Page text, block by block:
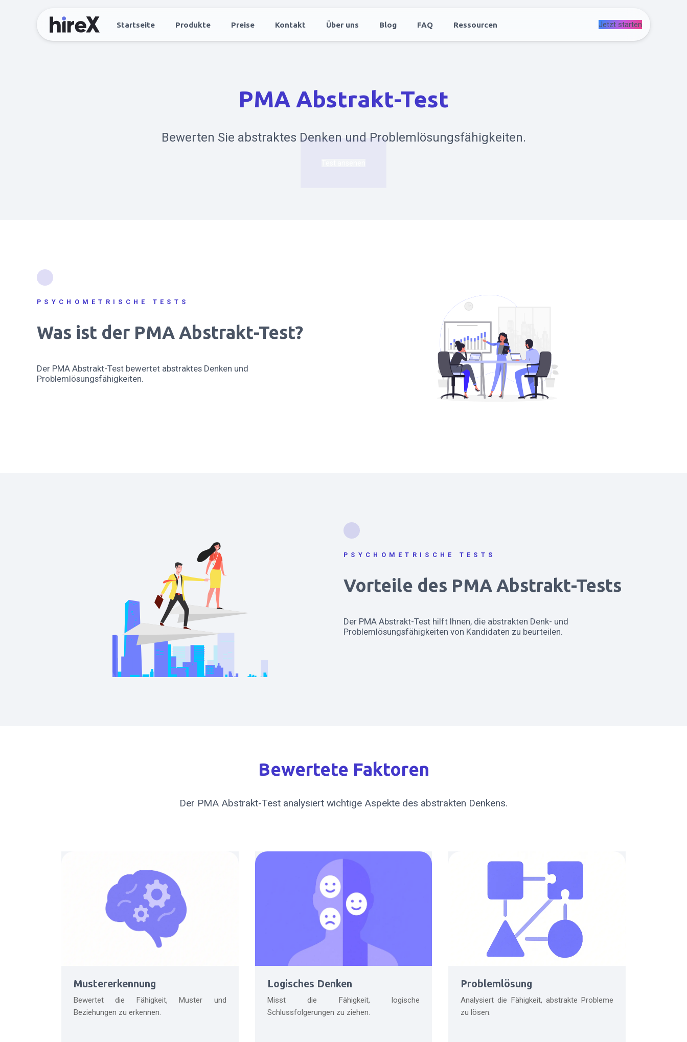
Startseite Produkte Preise Kontakt Über uns Blog FAQ Ressourcen Jetzt starten
PMA Abstrakt-Test
Bewerten Sie abstraktes Denken und Problemlösungsfähigkeiten.
PSYCHOMETRISCHE TESTS
Was ist der PMA Abstrakt-Test?
Der PMA Abstrakt-Test bewertet abstraktes Denken und
Problemlösungsfähigkeiten.
PSYCHOMETRISCHE TESTS
Vorteile des PMA Abstrakt-Tests
Der PMA Abstrakt-Test hilft Ihnen, die abstrakten Denk- und
Problemlösungsfähigkeiten von Kandidaten zu beurteilen.
Bewertete Faktoren
Der PMA Abstrakt-Test analysiert wichtige Aspekte des abstrakten Denkens.
Mustererkennung
Bewertet die Fähigkeit, Muster und
Beziehungen zu erkennen.
Logisches Denken
Misst die Fähigkeit, logische
Schlussfolgerungen zu ziehen.
Problemlösung
Analysiert die Fähigkeit, abstrakte Probleme
zu lösen.